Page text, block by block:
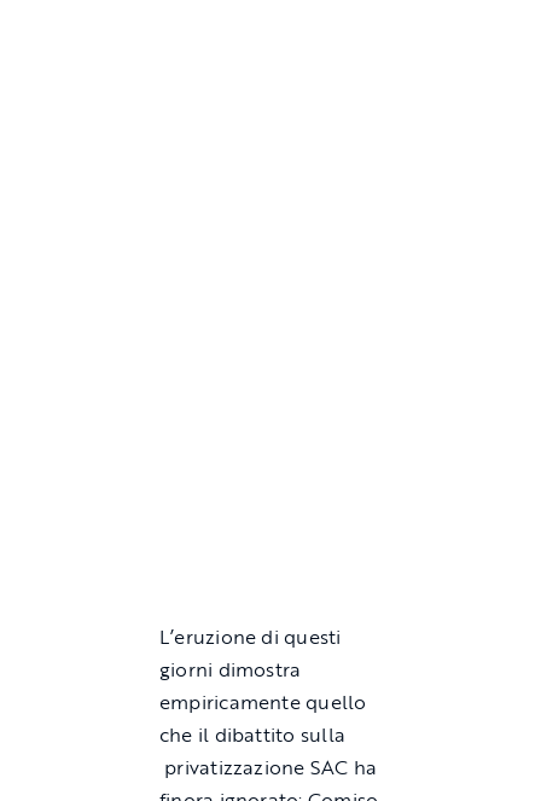
L’eruzione di questi
giorni dimostra
empiricamente quello
che il dibattito sulla
privatizzazione SAC ha